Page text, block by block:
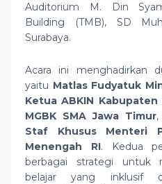
Auditorium M. Din
Building (TMB), SD
Surabaya.
Acara ini menghadirkan
yaitu Matlas Fudyatuk
Ketua ABKIN
MGBK SMA Jawa Timur,
Staf Khusus Menteri
Menengah RI. Kedua
berbagai strategi untuk
belajar yang inklusif